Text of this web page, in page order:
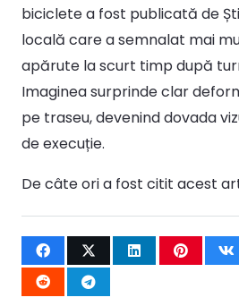
biciclete a fost publicată de
locală care a semnalat mai
apărute la scurt timp după
Imaginea surprinde clar
pe traseu, devenind dovada
de execuție.
De câte ori a fost citit acest